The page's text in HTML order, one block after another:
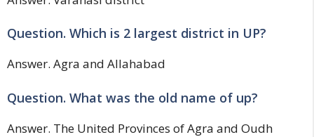
Question. Which is 2 largest district in UP?
Answer. Agra and Allahabad
Question. What was the old name of up?
Answer. The United Provinces of Agra and Oudh